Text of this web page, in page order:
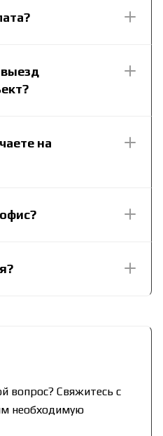
на
вопрос? Свяжитесь с
необходимую